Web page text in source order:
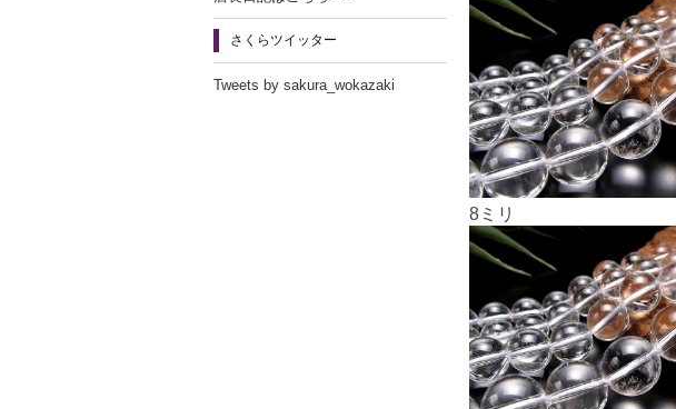
8ミリ
さくらツイッター
Tweets by sakura_wokazaki